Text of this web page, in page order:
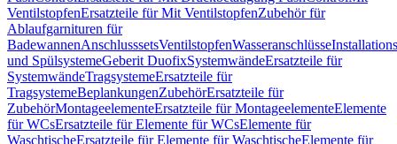
VentilstopfenErsatzteile für Mit VentilstopfenZubehör für
Ablaufgarnituren für
BadewannenAnschlusssetsVentilstopfenWasseranschlüsse
und SpülsystemeGeberit DuofixSystemwändeErsatzteile für
SystemwändeTragsystemeErsatzteile für
TragsystemeBeplankungenZubehörErsatzteile für
ZubehörMontageelementeErsatzteile für MontageelementeElemente
für WCsErsatzteile für Elemente für WCsElemente für
WaschtischeErsatzteile für Elemente für WaschtischeElemente für